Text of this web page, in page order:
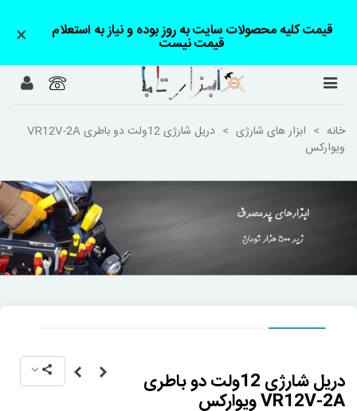
قیمت کلیه محصولات سایت به روز بوده و نیاز به استعلام
قیمت نیست ×
خانه > ابزار های شارژی >
دریل شارژی 12ولت دو باطری VR12V-2A
ویوارکس
دریل شارژی 12ولت دو باطری
VR12V-2A ویوارکس